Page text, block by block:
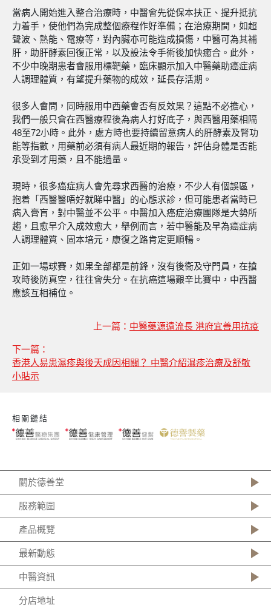
當病人開始進入整合治療時，中醫會先從保本扶正、提升抵抗
力着手，使他們為完成整個療程作好準備；在治療期間，如超
聲波、熱能、電療等，對內臟亦可能造成損傷，中醫可為其補
肝，助肝酵素回復正常，以及設法令手術後加快癒合。此外，
不少中晚期患者會服用標靶藥，臨床顯示加入中醫藥助癌症病
人調理體質，有望提升藥物的成效，延長存活期。
很多人會問，同時服用中西藥會否有反效果？這點不必擔心，
我們一般只會在西醫療程後為病人打好底子，與西醫用藥相隔
48至72小時。此外，處方時也要持續留意病人的肝酵素及腎功
能等指數，用藥前必須有病人最近期的報告，評估身體是否能
承受到才用藥，且不能過量。
現時，很多癌症病人會先尋求西醫的治療，不少人有個誤區，
抱着「西醫醫唔好就睇中醫」的心態求診，但可能患者當時已
病入膏肓，對中醫並不公平。中醫加入癌症治療團隊是大勢所
趨，且愈早介入成效愈大，舉例而言，若中醫能及早為癌症病
人調理體質、固本培元，康復之路肯定更順暢。
正如一場球賽，如果全部都是前鋒，沒有後衞及守門員，在搶
攻時後防真空，往往會失分。在抗癌這場艱辛比賽中，中西醫
應該互相補位。
上一篇： 中醫藥源遠流長 港府宜善用抗疫
下一篇：
香港人易患濕疹與後天成因相關？ 中醫介紹濕疹治療及舒敏
小貼示
相關鏈結
關於德善堂
服務範圍
產品概覽
最新動態
中醫資訊
分店地址